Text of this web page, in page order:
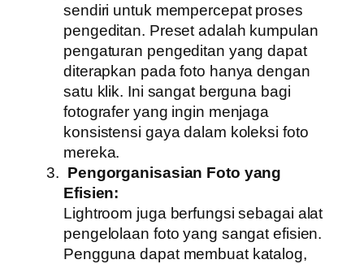
sendiri untuk mempercepat proses
pengeditan. Preset adalah kumpulan
pengaturan pengeditan yang dapat
diterapkan pada foto hanya dengan
satu klik. Ini sangat berguna bagi
fotografer yang ingin menjaga
konsistensi gaya dalam koleksi foto
mereka.
Pengorganisasian Foto yang
Efisien:
Lightroom juga berfungsi sebagai alat
pengelolaan foto yang sangat efisien.
Pengguna dapat membuat katalog,